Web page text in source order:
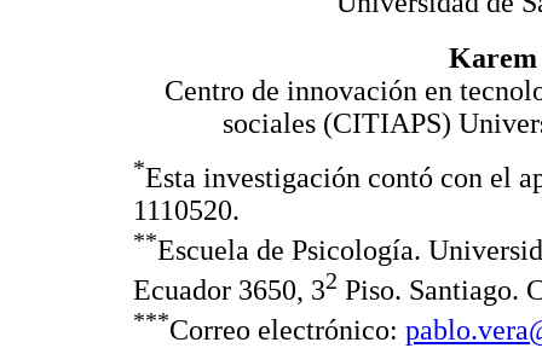
Karem
Centro de innovación en
sociales (CITIAPS)
*Esta investigación contó con el
1110520.
**Escuela de Psicología.
Ecuador 3650, 32 Piso. Santiago.
***Correo electrónico: